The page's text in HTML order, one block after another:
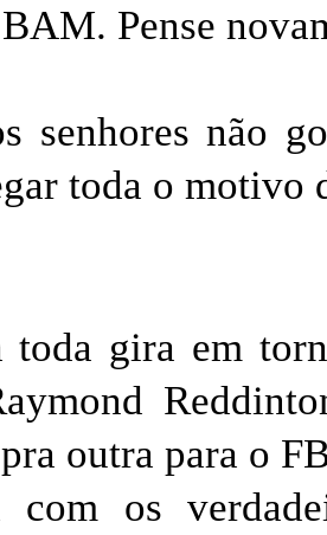
Pense
senhores não
toda o motivo
toda gira em
outra para o
com os